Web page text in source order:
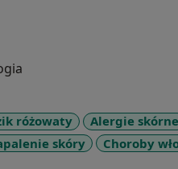
różowaty
Alergie skórne
skóry
Choroby